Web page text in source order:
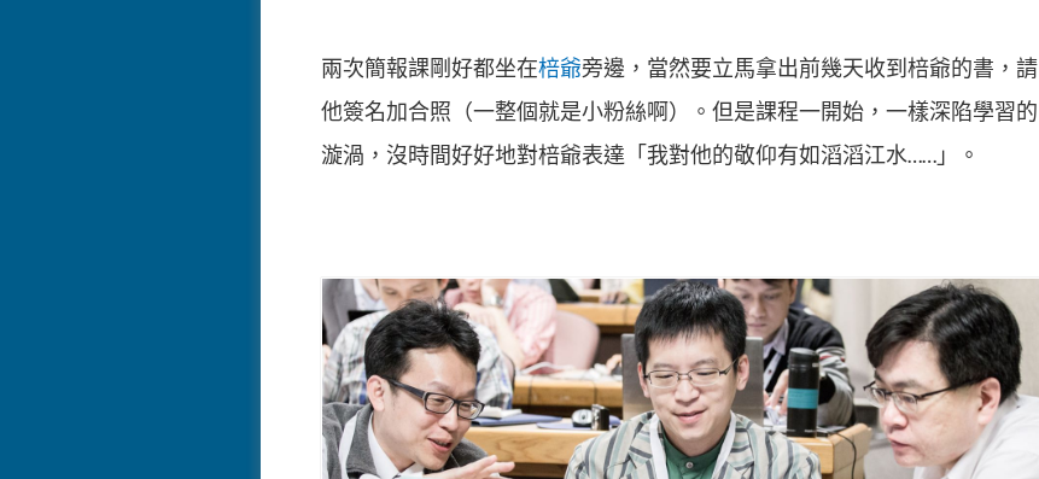
兩次簡報課剛好都坐在棓爺旁邊，當然要立馬拿出前幾天收到棓爺的書，請
他簽名加合照（一整個就是小粉絲啊）。但是課程一開始，一樣深陷學習的
漩渦，沒時間好好地對棓爺表達「我對他的敬仰有如滔滔江水……」。